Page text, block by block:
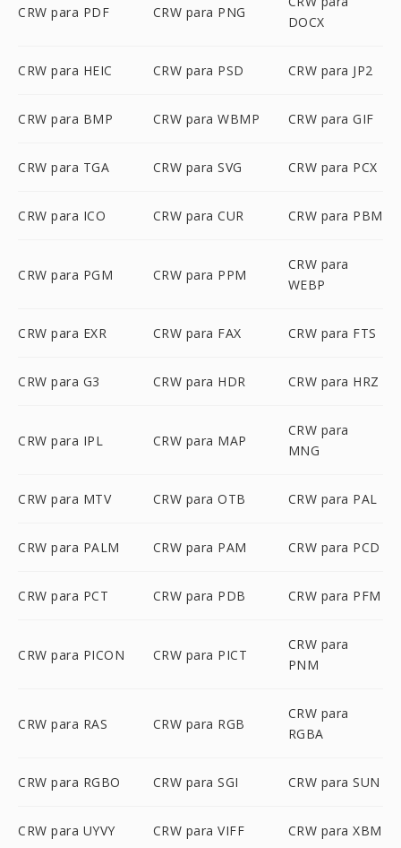
CRW para PDF CRW para PNG
DOCX
CRW para HEIC CRW para PSD CRW para JP2
CRW para BMP CRW para WBMP CRW para GIF
CRW para TGA CRW para SVG CRW para PCX
CRW para ICO CRW para CUR CRW para PBM
CRW para PGM CRW para PPM
CRW para
WEBP
CRW para EXR CRW para FAX CRW para FTS
CRW para G3 CRW para HDR CRW para HRZ
CRW para IPL CRW para MAP
CRW para
MNG
CRW para MTV CRW para OTB CRW para PAL
CRW para PALM CRW para PAM CRW para PCD
CRW para PCT CRW para PDB CRW para PFM
CRW para PICON CRW para PICT
CRW para
PNM
CRW para RAS CRW para RGB
CRW para
RGBA
CRW para RGBO CRW para SGI CRW para SUN
CRW para UYVY CRW para VIFF CRW para XBM